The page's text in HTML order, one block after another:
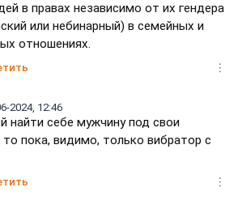
в правах независимо от их гендера
или небинарный) в семейных и
отношениях.
2024, 12:46
найти себе мужчину под свои
то пока, видимо, только вибратор с